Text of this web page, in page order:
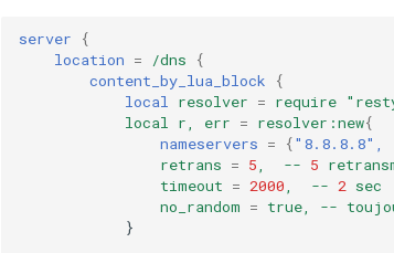
server
{
location = /dns
{
content_by_lua_block
{
local
resolver = require
local
r, err = resolver:new{
nameservers = {"8.8.8.8",
retrans = 5 -- 5
timeout = 2000 -- 2 sec
no_random = true, --
}